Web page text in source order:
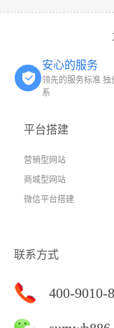
安心的服务
领先的服务标准 独
系
平台搭建
营销型网站
商城型网站
微信平台搭建
联系方式
400-9010-